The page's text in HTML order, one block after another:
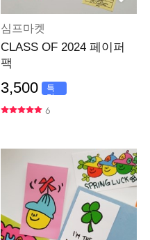
심프마켓
CLASS OF 2024 페이퍼
팩
3,500
특
가
6